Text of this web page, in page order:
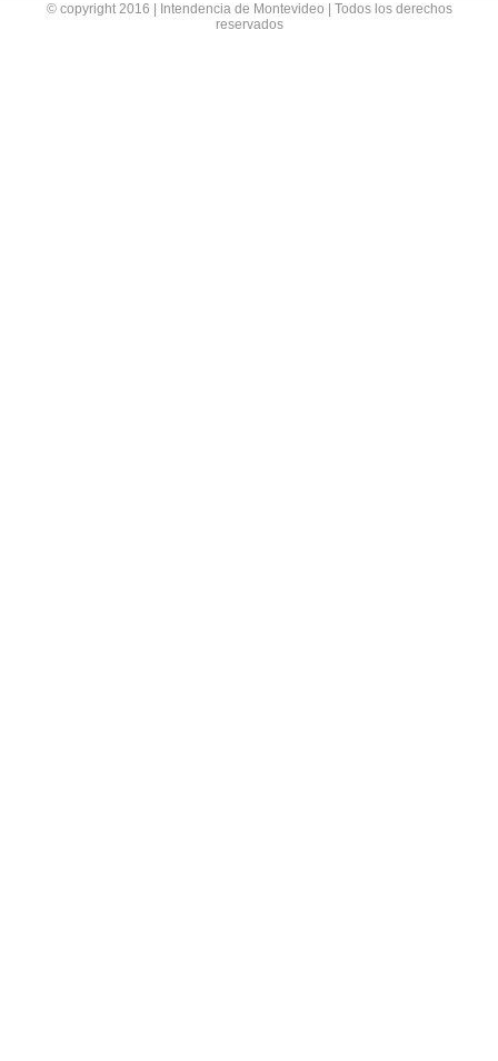
© copyright 2016 | Intendencia de Montevideo | Todos los derechos
reservados